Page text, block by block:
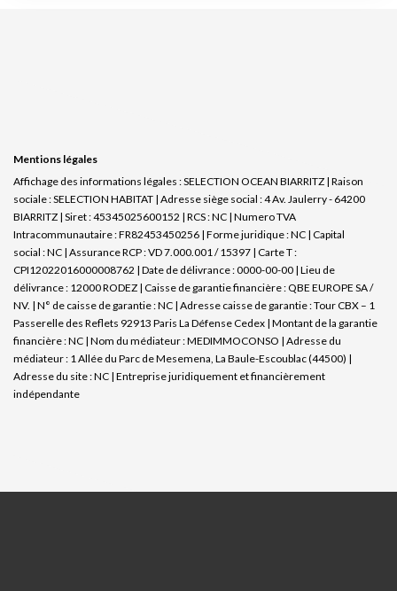
Mentions légales
Affichage des informations légales : SELECTION OCEAN BIARRITZ | Raison
sociale : SELECTION HABITAT | Adresse siège social : 4 Av. Jaulerry - 64200
BIARRITZ | Siret : 45345025600152 | RCS : NC | Numero TVA
Intracommunautaire : FR82453450256 | Forme juridique : NC | Capital
social : NC | Assurance RCP : VD 7.000.001 / 15397 | Carte T :
CPI12022016000008762 | Date de délivrance : 0000-00-00 | Lieu de
délivrance : 12000 RODEZ | Caisse de garantie financière : QBE EUROPE SA /
NV. | N° de caisse de garantie : NC | Adresse caisse de garantie : Tour CBX – 1
Passerelle des Reflets 92913 Paris La Défense Cedex | Montant de la garantie
financière : NC | Nom du médiateur : MEDIMMOCONSO | Adresse du
médiateur : 1 Allée du Parc de Mesemena, La Baule-Escoublac (44500) |
Adresse du site : NC | Entreprise juridiquement et financièrement
indépendante